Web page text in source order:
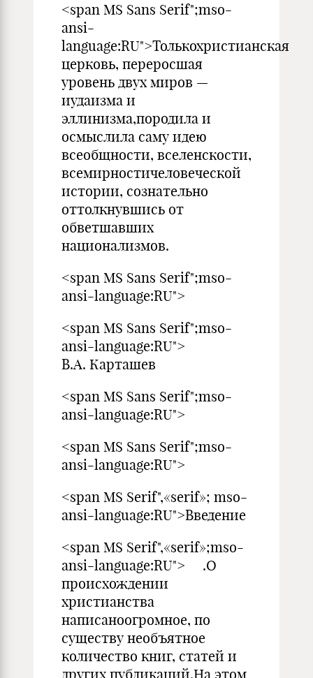
<span MS Sans Serif";mso-
ansi-
language:RU">Толькохристианская
церковь, переросшая
уровень двух миров —
иудаизма и
эллинизма,породила и
осмыслила саму идею
всеобщности, вселенскости,
всемирностичеловеческой
истории, сознательно
оттолкнувшись от
обветшавших
национализмов.
<span MS Sans Serif";mso-
ansi-language:RU">
<span MS Sans Serif";mso-
ansi-language:RU">
В.А. Карташев
<span MS Sans Serif";mso-
ansi-language:RU">
<span MS Sans Serif";mso-
ansi-language:RU">
<span MS Serif",«serif»; mso-
ansi-language:RU">Введение
<span MS Serif",«serif»;mso-
ansi-language:RU"> .О
происхождении
христианства
написаноогромное, по
существу необъятное
количество книг, статей и
других публикаций.На этом